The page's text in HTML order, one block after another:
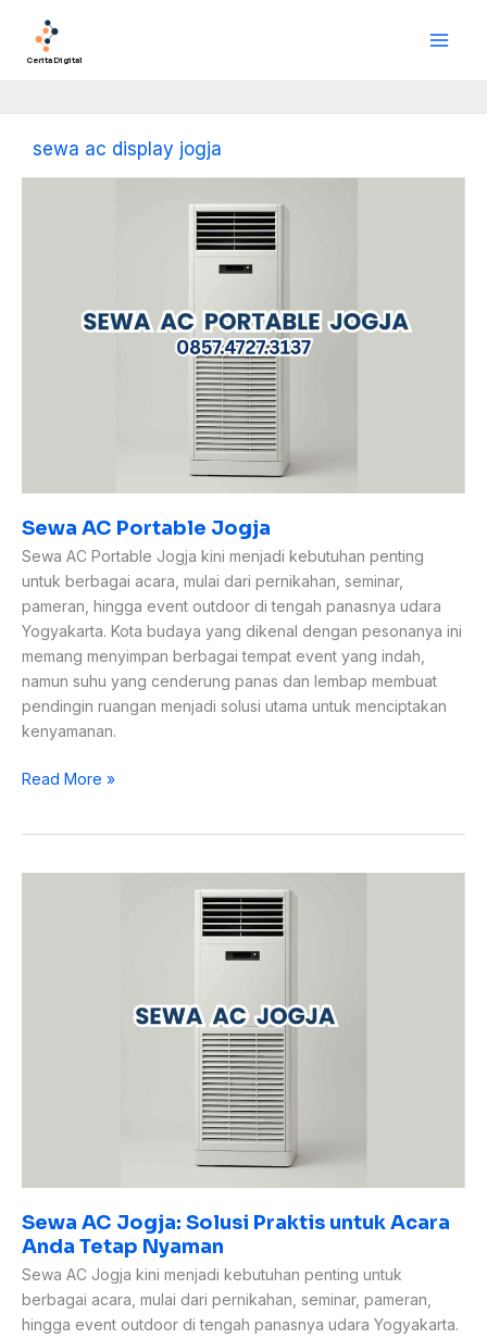
kontenCerita Digital
sewa ac display jogja
Sewa AC Portable Jogja
Sewa AC Portable Jogja kini menjadi kebutuhan penting
untuk berbagai acara, mulai dari pernikahan, seminar,
pameran, hingga event outdoor di tengah panasnya udara
Yogyakarta. Kota budaya yang dikenal dengan pesonanya ini
memang menyimpan berbagai tempat event yang indah,
namun suhu yang cenderung panas dan lembap membuat
pendingin ruangan menjadi solusi utama untuk menciptakan
kenyamanan.
Read More »
Sewa AC Jogja: Solusi Praktis untuk Acara
Anda Tetap Nyaman
Sewa AC Jogja kini menjadi kebutuhan penting untuk
berbagai acara, mulai dari pernikahan, seminar, pameran,
hingga event outdoor di tengah panasnya udara Yogyakarta.